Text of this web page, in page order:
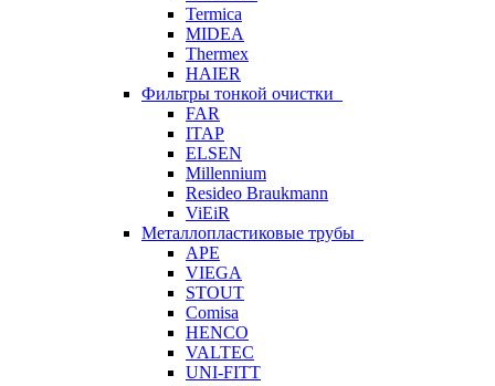
Termica
MIDEA
Thermex
HAIER
Фильтры тонкой очистки
FAR
ITAP
ELSEN
Millennium
Resideo Braukmann
ViEiR
Металлопластиковые трубы
APE
VIEGA
STOUT
Comisa
HENCO
VALTEC
UNI-FITT